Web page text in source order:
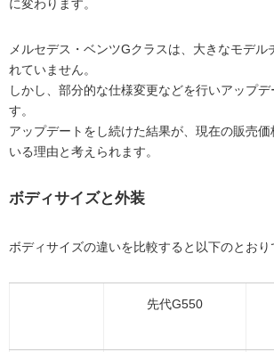
に変わります。
メルセデス・ベンツGクラスは、大きなモデル
れていません。
しかし、部分的な仕様変更などを行いアップ
す。
アップデートをし続けた結果が、現在の販売
いる理由と考えられます。
ボディサイズと外装
ボディサイズの違いを比較すると以下のとおり
先代G550